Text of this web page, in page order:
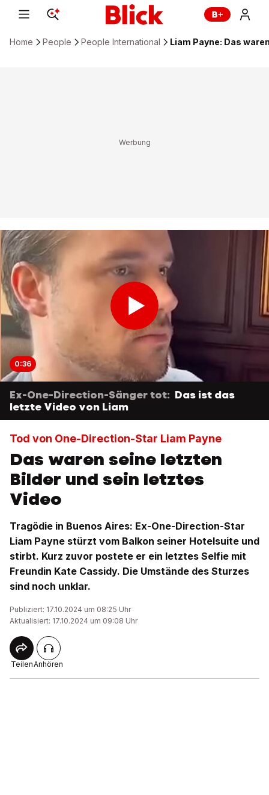
Home People People International Liam Payne: Das
0:36
Ex-One-Direction-Sänger tot: Das ist das
letzte Video von Liam
Tod von One-Direction-Star Liam Payne
Das waren seine letzten
Bilder und sein letztes
Video
Tragödie in Buenos Aires: Ex-One-Direction-Star
Liam Payne stürzt vom Balkon seiner Hotelsuite und
stirbt. Kurz zuvor postete er ein letztes Selfie mit
Freundin Kate Cassidy. Die Umstände des Sturzes
sind noch unklar.
Publiziert: 17.10.2024 um 08:25 Uhr
Aktualisiert: 17.10.2024 um 09:08 Uhr
TeilenAnhören